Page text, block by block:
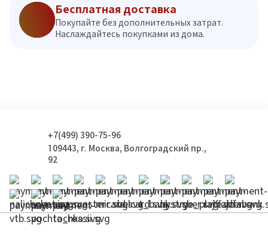
Бесплатная доставка
Покупайте без дополнительных затрат.
Наслаждайтесь покупками из дома.
+7(499) 390-75-96
109443, г. Москва, Волгоградский пр.,
92